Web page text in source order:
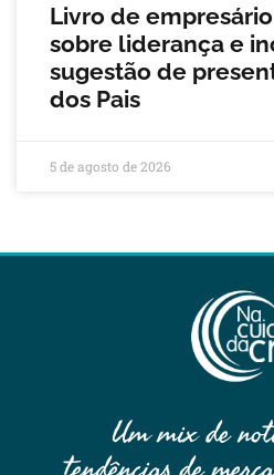
Livro de
sobre liderança e
sugestão de
dos Pais
5 de agosto de 2026
Um mix de